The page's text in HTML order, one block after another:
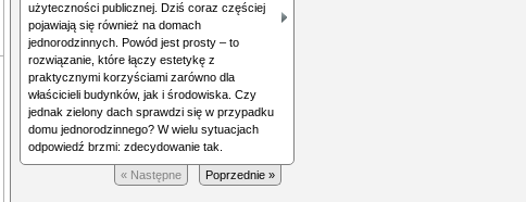
użyteczności publicznej. Dziś coraz częściej
pojawiają się również na domach
jednorodzinnych. Powód jest prosty – to
rozwiązanie, które łączy estetykę z
praktycznymi korzyściami zarówno dla
właścicieli budynków, jak i środowiska. Czy
jednak zielony dach sprawdzi się w przypadku
domu jednorodzinnego? W wielu sytuacjach
odpowiedź brzmi: zdecydowanie tak.
Poprzednie »
« Następne